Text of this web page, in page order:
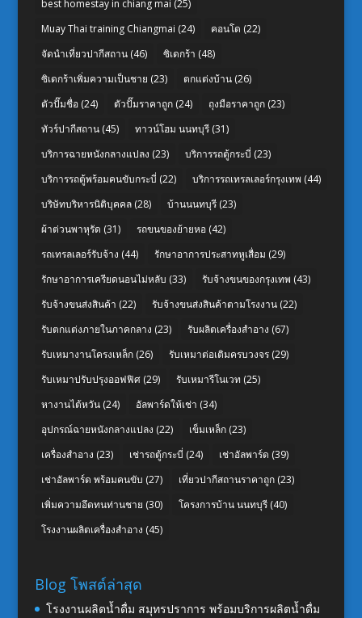
best homestay in chiang mai (25)
Muay Thai training Chiangmai (24) คอนโด (22)
จัดนำเที่ยวปากีสถาน(46) ซิเดกร้า (48)
ซิเดกร้าเพิ่มความเป็นชาย (23) ตกแต่งบ้าน(26)
ตัวปั๊มชื่อ(24) ตัวปั๊มราคาถูก(24) ถุงมือราคาถูก(23)
ทัวร์ปากีสถาน(45) ทาวน์โฮม นนทบุรี(31)
บริการฉายหนังกลางแปลง (23) บริการรถตู้กระบี่ (23)
บริการรถตู้พร้อมคนขับกระบี่ (22) บริการรถเทรลเลอร์กรุงเทพ (44)
บริษัทบริหารนิติบุคคล(28) บ้านนนทบุรี(23)
ผ้าต่วนพาหุรัด (31) รถขนของย้ายหอ(42)
รถเทรลเลอร์รับจ้าง (44) รักษาอาการประสาทหูเสื่อม (29)
รักษาอาการเครียดนอนไม่หลับ (33) รับจ้างขนของกรุงเทพ (43)
รับจ้างขนส่งสินค้า (22) รับจ้างขนส่งสินค้าตามโรงงาน(22)
รับตกแต่งภายในภาคกลาง (23) รับผลิตเครื่องสำอาง (67)
รับเหมางานโครงเหล็ก(26) รับเหมาต่อเติมครบวงจร(29)
รับเหมาปรับปรุงออฟฟิศ(29) รับเหมารีโนเวท (25)
หางานไต้หวัน(24) อัลพาร์ดให้เช่า (34)
อุปกรณ์ฉายหนังกลางแปลง (22) เข็มเหล็ก(23)
เครื่องสำอาง (23) เช่ารถตู้กระบี่ (24) เช่าอัลพาร์ด (39)
เช่าอัลพาร์ด พร้อมคนขับ (27) เที่ยวปากีสถานราคาถูก(23)
เพิ่มความอึดทนท่านชาย (30) โครงการบ้าน นนทบุรี(40)
โรงงานผลิตเครื่องสำอาง (45)
Blog โพสต์ล่าสุด
โรงงานผลิตน้ำดื่ม สมุทรปราการ พร้อมบริการผลิตน้ำดื่ม